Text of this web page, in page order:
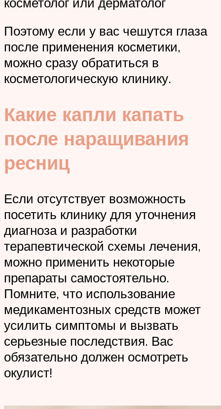
Поэтому если у вас чешутся глаза
после применения косметики,
можно сразу обратиться в
косметологическую клинику.
Какие капли капать
после наращивания
ресниц
Если отсутствует возможность
посетить клинику для уточнения
диагноза и разработки
терапевтической схемы лечения,
можно применить некоторые
препараты самостоятельно.
Помните, что использование
медикаментозных средств может
усилить симптомы и вызвать
серьезные последствия. Вас
обязательно должен осмотреть
окулист!